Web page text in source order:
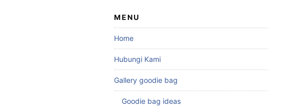
MENU
Home
Hubungi Kami
Gallery goodie bag
Goodie bag ideas